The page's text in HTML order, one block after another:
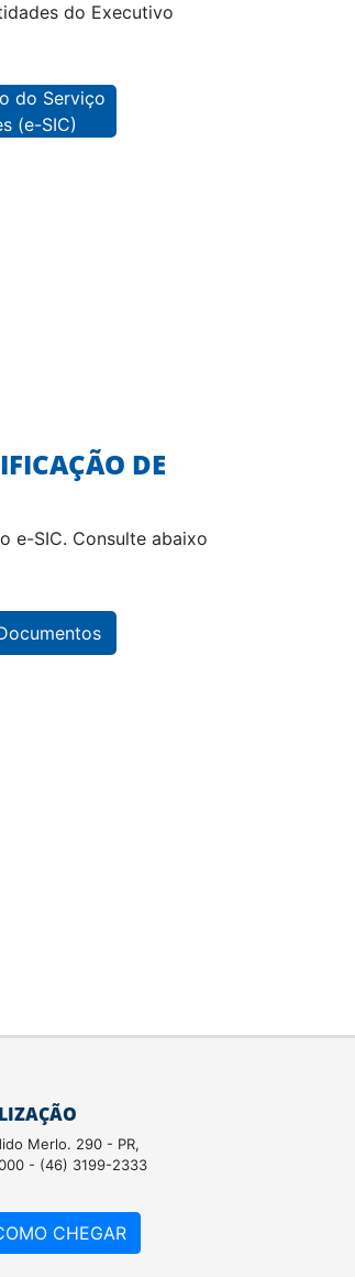
do Executivo
do Serviço
(e-SIC)
DE
e-SIC. Consulte abaixo
Merlo. 290 - PR,
- (46) 3199-2333
CHEGAR